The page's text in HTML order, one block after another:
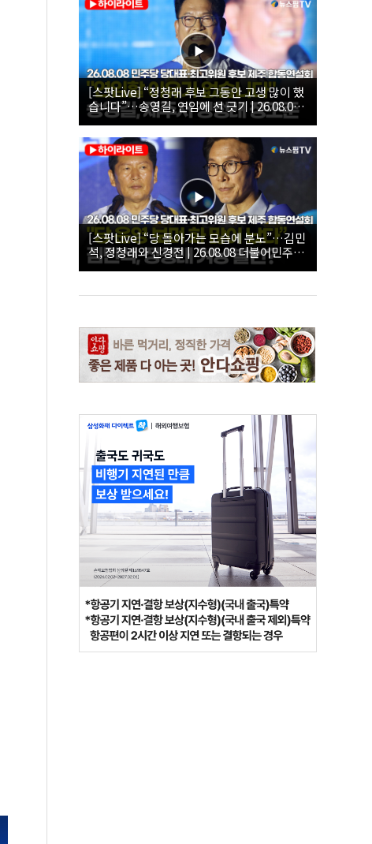
[스팟Live] “정청래 후보 그동안 고생 많이 했
습니다”…송영길, 연임에 선 긋기 | 26.08.08
더불어민주당 당대표·최고위원 후보 제주 합
동연설회
[스팟Live] “당 돌아가는 모습에 분노”…김민
석, 정청래와 신경전 | 26.08.08 더불어민주당
당대표·최고위원 후보 제주 합동연설회